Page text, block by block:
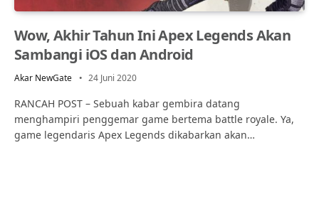
Wow, Akhir Tahun Ini Apex Legends Akan
Sambangi iOS dan Android
Akar NewGate 24 Juni 2020
RANCAH POST – Sebuah kabar gembira datang
menghampiri penggemar game bertema battle royale. Ya,
game legendaris Apex Legends dikabarkan akan…